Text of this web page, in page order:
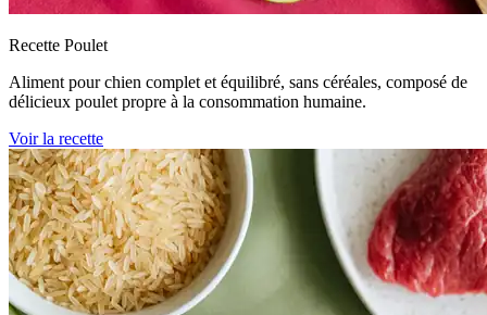
Recette Poulet
Aliment pour chien complet et équilibré, sans céréales, composé de
délicieux poulet propre à la consommation humaine.
Voir la recette